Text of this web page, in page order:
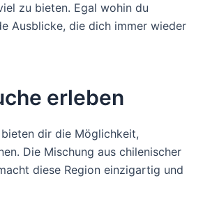
zu bieten. Egal wohin du
Ausblicke, die dich immer wieder
erleben
dir die Möglichkeit,
Die Mischung aus chilenischer
diese Region einzigartig und